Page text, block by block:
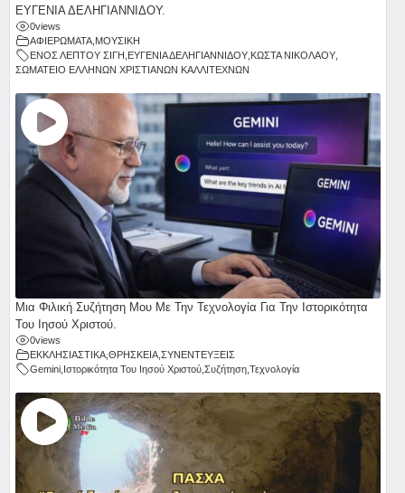
ΕΥΓΕΝΙΑ ΔΕΛΗΓΙΑΝΝΙΔΟΥ.
0views
ΑΦΙΕΡΩΜΑΤΑ ΜΟΥΣΙΚΗ
ΕΝΟΣ ΛΕΠΤΟΥ ΣΙΓΗ ΕΥΓΕΝΙΑ ΔΕΛΗΓΙΑΝΝΙΔΟΥ ΚΩΣΤΑ ΝΙΚΟΛΑΟΥ
ΣΩΜΑΤΕΙΟ ΕΛΛΗΝΩΝ ΧΡΙΣΤΙΑΝΩΝ ΚΑΛΛΙΤΕΧΝΩΝ
Μια Φιλική Συζήτηση Μου Με Την Τεχνολογία Για Την Ιστορικότητα
Του Ιησού Χριστού.
0views
ΕΚΚΛΗΣΙΑΣΤΙΚΑ ΘΡΗΣΚΕΙΑ ΣΥΝΕΝΤΕΥΞΕΙΣ
Gemini Ιστορικότητα Του Ιησού Χριστού Συζήτηση Τεχνολογία